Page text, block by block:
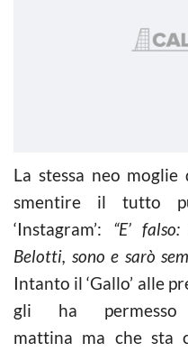
La stessa neo
smentire il tutto
‘Instagram’: “E’
Belotti, sono e sarò
Intanto il ‘Gallo’ alle
gli ha
mattina ma che sta